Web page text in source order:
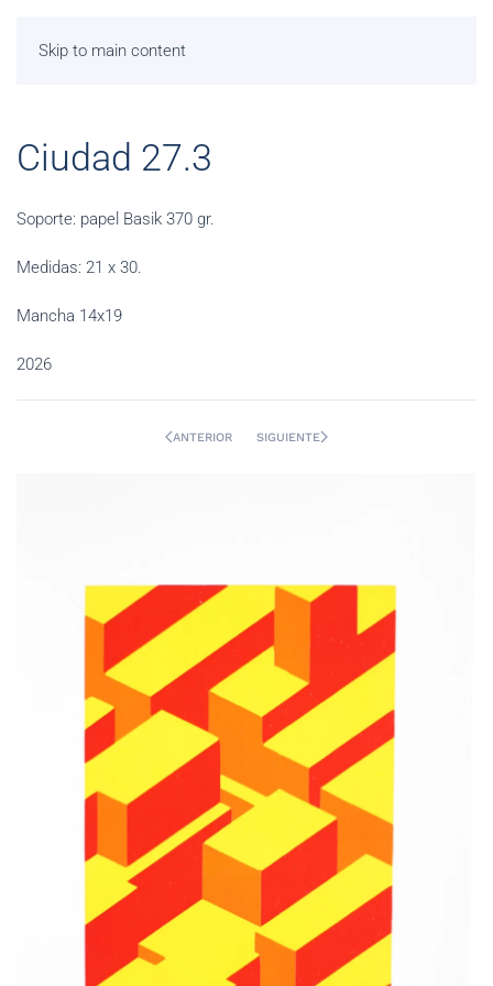
Skip to main content
Ciudad 27.3
Soporte: papel Basik 370 gr.
Medidas: 21 x 30.
Mancha 14x19
2026
ANTERIOR SIGUIENTE
AMPLIAR